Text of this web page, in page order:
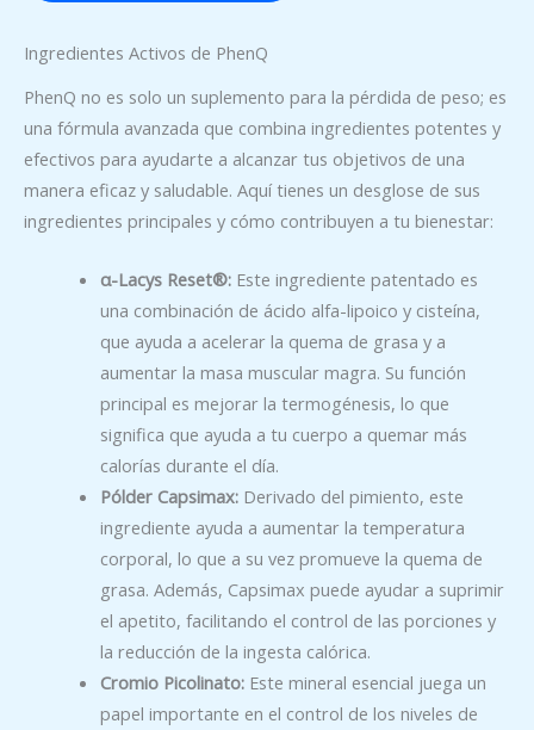
Ingredientes Activos de PhenQ
PhenQ no es solo un suplemento para la pérdida de peso; es
una fórmula avanzada que combina ingredientes potentes y
efectivos para ayudarte a alcanzar tus objetivos de una
manera eficaz y saludable. Aquí tienes un desglose de sus
ingredientes principales y cómo contribuyen a tu bienestar:
α-Lacys Reset®:Este ingrediente patentado es
una combinación de ácido alfa-lipoico y cisteína,
que ayuda a acelerar la quema de grasa y a
aumentar la masa muscular magra. Su función
principal es mejorar la termogénesis, lo que
significa que ayuda a tu cuerpo a quemar más
calorías durante el día.
Pólder Capsimax:Derivado del pimiento, este
ingrediente ayuda a aumentar la temperatura
corporal, lo que a su vez promueve la quema de
grasa. Además, Capsimax puede ayudar a suprimir
el apetito, facilitando el control de las porciones y
la reducción de la ingesta calórica.
Cromio Picolinato:Este mineral esencial juega un
papel importante en el control de los niveles de